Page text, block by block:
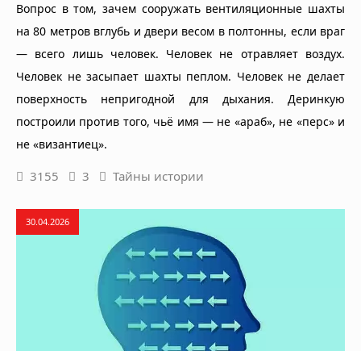
Вопрос в том, зачем сооружать вентиляционные шахты
на 80 метров вглубь и двери весом в полтонны, если враг
— всего лишь человек. Человек не отравляет воздух.
Человек не засыпает шахты пеплом. Человек не делает
поверхность непригодной для дыхания. Деринкую
построили против того, чьё имя — не «араб», не «перс» и
не «византиец».
3155 3 Тайны истории
30.04.2026